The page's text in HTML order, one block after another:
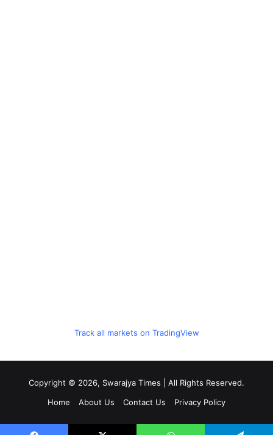
Track all markets on TradingView
Copyright © 2026, Swarajya Times | All Rights Reserved.
Home
About Us Contact Us Privacy Policy